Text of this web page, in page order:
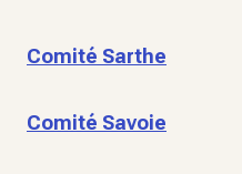
Comité Sarthe
Comité Savoie